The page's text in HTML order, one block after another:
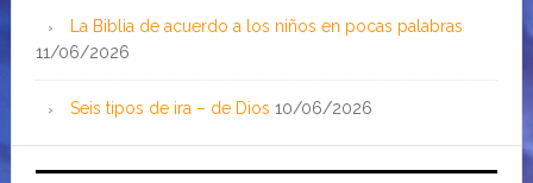
La Biblia de acuerdo a los niños en pocas palabras
11/06/2026
Seis tipos de ira – de Dios 10/06/2026